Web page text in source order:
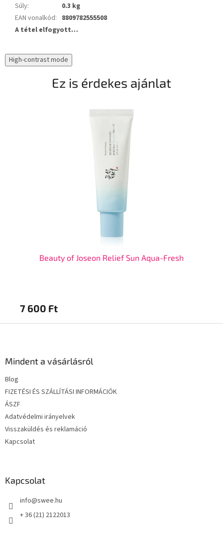
Súly:
0.3 kg
EAN vonalkód: 8809782555508
A tétel elfogyott…
High-contrast mode
Ez is érdekes ajánlat
Beauty of Joseon Relief Sun Aqua-Fresh
7 600 Ft
Mindent a vásárlásról
Blog
FIZETÉSI ÉS SZÁLLÍTÁSI INFORMÁCIÓK
ÁSZF
Adatvédelmi irányelvek
Visszaküldés és reklamáció
Kapcsolat
Kapcsolat
info@swee.hu
+ 36 (21) 2122013